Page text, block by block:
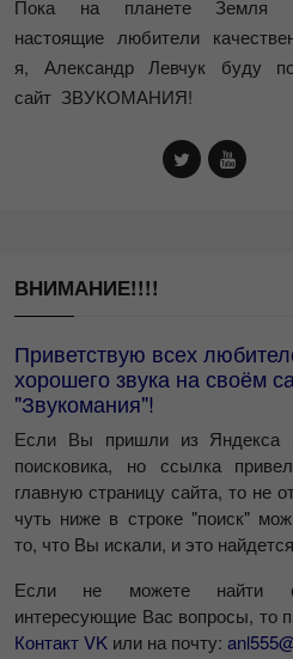
Пока на планете Земля
настоящие любители
я, Александр Левчук буду
сайт ЗВУКОМАНИЯ!
ВНИМАНИЕ!!!!
Приветствую всех
хорошего звука на своём
"Звукомания"!
Если Вы пришли из Яндекса
поисковика, но ссылка
главную страницу сайта, то не
чуть ниже в строке "поиск"
то, что Вы искали, и это
Если не можете найти
интересующие Вас вопросы, то
Контакт VK или на почту: